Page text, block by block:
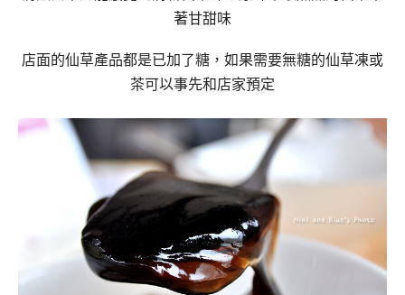
著甘甜味
店面的仙草產品都是已加了糖，如果需要無糖的仙草凍或
茶可以事先和店家預定